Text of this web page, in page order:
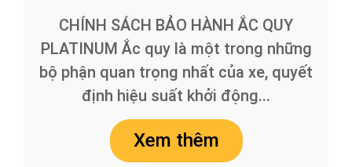
CHÍNH SÁCH BẢO HÀNH ẮC QUY
PLATINUM Ắc quy là một trong những
bộ phận quan trọng nhất của xe, quyết
định hiệu suất khởi động...
Xem thêm